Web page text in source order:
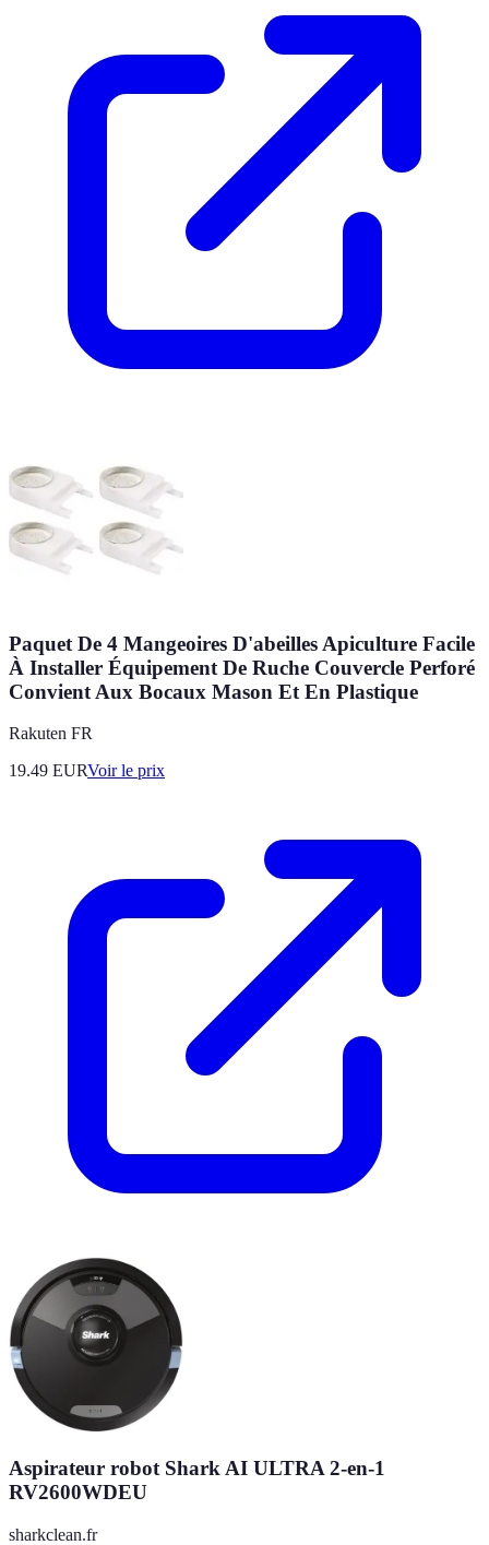
Paquet De 4 Mangeoires D'abeilles Apiculture Facile
À Installer Équipement De Ruche Couvercle Perforé
Convient Aux Bocaux Mason Et En Plastique
Rakuten FR
19.49 EURVoir le prix
Aspirateur robot Shark AI ULTRA 2-en-1
RV2600WDEU
sharkclean.fr